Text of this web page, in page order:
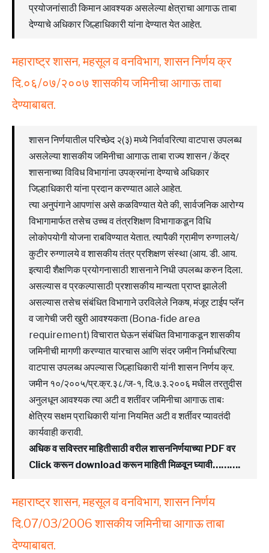
प्रयोजनांसाठी किमान आवश्यक असलेल्या क्षेत्राचा आगाऊ ताबा
देण्याचे अधिकार जिल्हाधिकारी यांना देण्यात येत आहेत.
महाराष्ट्र शासन, महसूल व वनविभाग, शासन निर्णय क्र
दि.०६/०७/२००७ शासकीय जमिनीचा आगाऊ ताबा
देण्याबाबत.
शासन निर्णयातील परिच्छेद २(३) मध्ये निर्वावरित्या वाटपास उपलब्ध
असलेल्या शासकीय जमिनीचा आगाऊ ताबा राज्य शासन / केंद्र
शासनाच्या विविध विभागांना उपक्रमांना देण्याचे अधिकार
जिल्हाधिकारी यांना प्रदान करण्यात आले आहेत.
त्या अनुपंगाने आपणांस असे कळविण्यात येते की, सार्वजनिक आरोग्य
विभागामार्फत तसेच उच्च व तंत्रशिक्षण विभागाकडून विधि
लोकोपयोगी योजना राबविण्यात येतात. त्यापैकी ग्रामीण रुग्णालये/
कुटीर रुग्णालये व शासकीय तंत्र प्रशिक्षण संस्था (आय. डी. आय.
इत्यादी शैक्षणिक प्रयोगनासाठी शासनाने निधी उपलब्ध करुन दिला.
असल्यास व प्रकल्पासाठी प्रशासकीय मान्यता प्राप्त झालेली
असल्यास तसेच संबंधित विभागाने उरविलेले निकष, मंजूर टाईप प्लॅन
व जागेची जरी खुरी आवश्यकता (Bona-fide area
requirement) विचारात घेऊन संबंधित विभागाकडून शासकीय
जमिनीची मागणी करण्यात यारचास आणि संदर जमीन निर्माधरित्या
वाटपास उपलब्ध अपल्यास जिल्हाधिकारी यांनी शासन निर्णय क्र.
जमीन १०/२००५/प्र.क्र.३८/ज-१, दि.७.३.२००६ मधील तरतुदीस
अनुलधून आवश्यक त्या अटी व शतींवर जमिनीचा आगाऊ ताबः
क्षेत्रिय सक्षम प्राधिकारी यांना नियमित अटी व शर्तीवर प्यावतंदी
कार्यवाही करावी.
अधिक व सविस्तर माहितीसाठी वरील शासननिर्णयाच्या PDF वर
Click करून download करून माहिती मिळवून घ्यावी……….
महाराष्ट्र शासन, महसूल व वनविभाग, शासन निर्णय
दि.07/03/2006 शासकीय जमिनीचा आगाऊ ताबा
देण्याबाबत.